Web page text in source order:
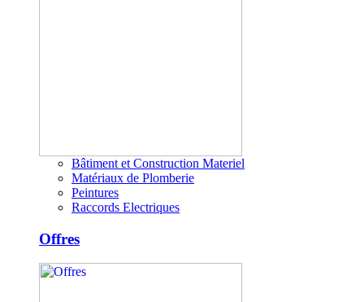
Bâtiment et Construction Materiel
Matériaux de Plomberie
Peintures
Raccords Electriques
Offres